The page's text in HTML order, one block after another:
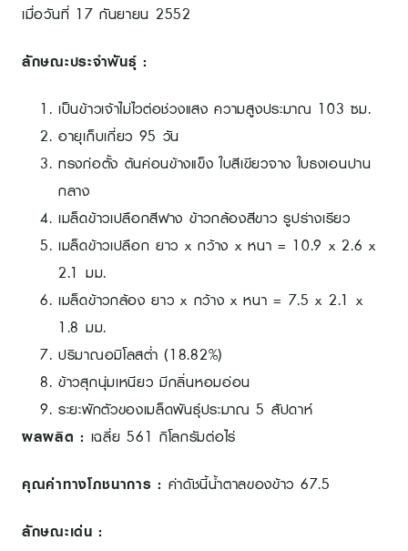
เมื่อวันที่ 17 กันยายน 2552
ลักษณะประจำพันธุ์ :
เป็นข้าวเจ้าไม่ไวต่อช่วงแสง ความสูงประมาณ 103 ซม.
อายุเก็บเกี่ยว 95 วัน
ทรงก่อตั้ง ต้นค่อนข้างแข็ง ใบสีเขียวจาง ใบธงเอนปาน
กลาง
เมล็ดข้าวเปลือกสีฟาง ข้าวกล้องสีขาว รูปร่างเรียว
เมล็ดข้าวเปลือก ยาว x กว้าง x หนา = 10.9 x 2.6 x
2.1 มม.
เมล็ดข้าวกล้อง ยาว x กว้าง x หนา = 7.5 x 2.1 x
1.8 มม.
ปริมาณอมิโลสต่ำ (18.82%)
ข้าวสุกนุ่มเหนียว มีกลิ่นหอมอ่อน
ระยะพักตัวของเมล็ดพันธุ์ประมาณ 5 สัปดาห์
ผลผลิต : เฉลี่ย 561 กิโลกรัมต่อไร่
คุณค่าทางโภชนาการ : ค่าดัชนี้น้ำตาลของข้าว 67.5
ลักษณะเด่น :